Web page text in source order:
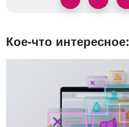
Кое-что интересное: